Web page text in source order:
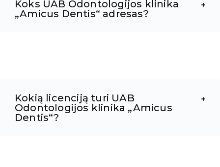
Koks UAB Odontologijos klinika
„Amicus Dentis“ adresas?
Kokią licenciją turi UAB
Odontologijos klinika „Amicus
Dentis“?